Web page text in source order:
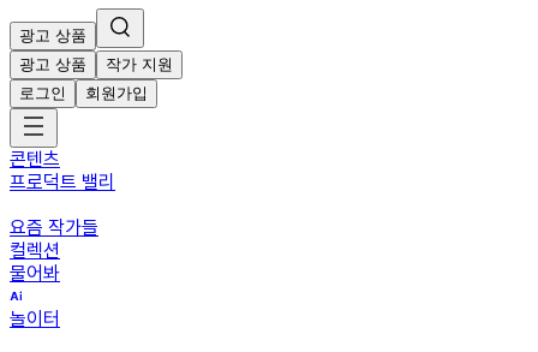
광고 상품
광고 상품
작가 지원
로그인
회원가입
콘텐츠
프로덕트 밸리
요즘 작가들
컬렉션
물어봐
놀이터